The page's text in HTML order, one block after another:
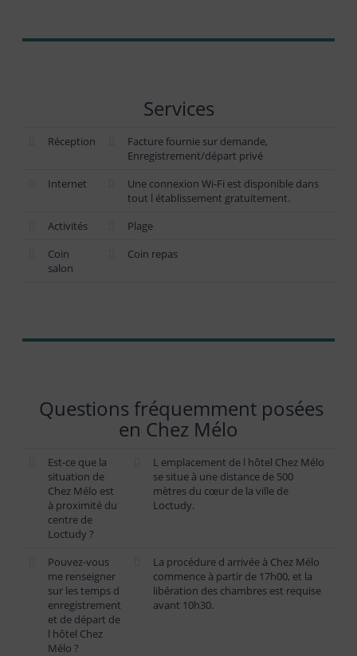
Services
Réception
Facture fournie sur demande,
Enregistrement/départ privé
Internet
Une connexion Wi-Fi est disponible dans
tout l établissement gratuitement.
Activités
Plage
Coin
salon
Coin repas
Questions fréquemment posées
en Chez Mélo
Est-ce que la
situation de
Chez Mélo est
à proximité du
centre de
Loctudy ?
L emplacement de l hôtel Chez Mélo
se situe à une distance de 500
mètres du cœur de la ville de
Loctudy.
Pouvez-vous
me renseigner
sur les temps d
enregistrement
et de départ de
l hôtel Chez
Mélo ?
La procédure d arrivée à Chez Mélo
commence à partir de 17h00, et la
libération des chambres est requise
avant 10h30.